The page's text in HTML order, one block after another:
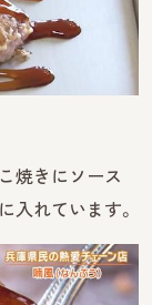
焼きにソース
入れています。